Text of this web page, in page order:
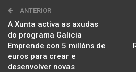
ANTERIOR
A Xunta activa as axudas
do programa Galicia
Emprende con 5 millóns de
euros para crear e
desenvolver novas